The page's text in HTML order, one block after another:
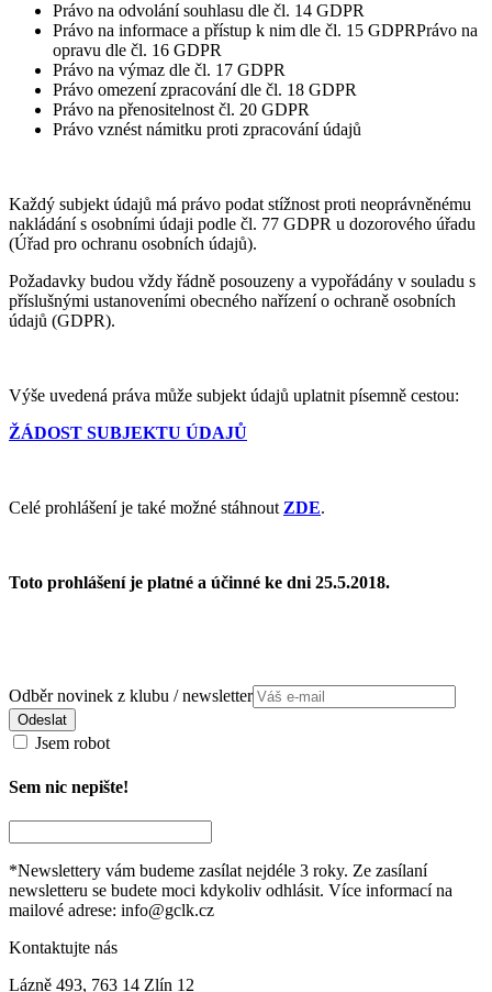
Právo na odvolání souhlasu dle čl. 14 GDPR
Právo na informace a přístup k nim dle čl. 15 GDPRPrávo na
opravu dle čl. 16 GDPR
Právo na výmaz dle čl. 17 GDPR
Právo omezení zpracování dle čl. 18 GDPR
Právo na přenositelnost čl. 20 GDPR
Právo vznést námitku proti zpracování údajů
Každý subjekt údajů má právo podat stížnost proti neoprávněnému
nakládání s osobními údaji podle čl. 77 GDPR u dozorového úřadu
(Úřad pro ochranu osobních údajů).
Požadavky budou vždy řádně posouzeny a vypořádány v souladu s
příslušnými ustanoveními obecného nařízení o ochraně osobních
údajů (GDPR).
Výše uvedená práva může subjekt údajů uplatnit písemně cestou:
ŽÁDOST SUBJEKTU ÚDAJŮ
Celé prohlášení je také možné stáhnout ZDE.
Toto prohlášení je platné a účinné ke dni 25.5.2018.
Odběr novinek z klubu / newsletter
Odeslat
Jsem robot
Sem nic nepište!
*Newslettery vám budeme zasílat nejdéle 3 roky. Ze zasílaní
newsletteru se budete moci kdykoliv odhlásit. Více informací na
mailové adrese: info@gclk.cz
Kontaktujte nás
Lázně 493, 763 14 Zlín 12